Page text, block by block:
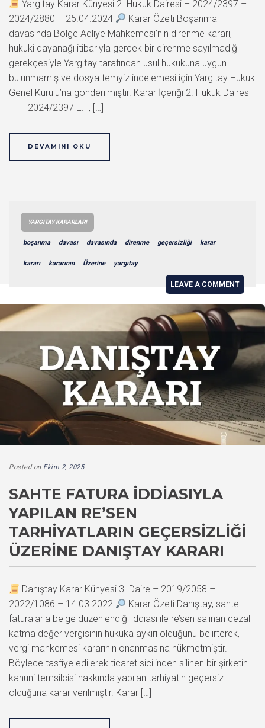
Yargıtay Karar Künyesi 2. Hukuk Dairesi – 2024/2397 –
2024/2880 – 25.04.2024
Karar Özeti Boşanma
davasında Bölge Adliye Mahkemesi’nin direnme kararı,
hukuki dayanağı itibarıyla gerçek bir direnme sayılmadığı
gerekçesiyle Yargıtay tarafından usul hukukuna uygun
bulunmamış ve dosya temyiz incelemesi için Yargıtay Hukuk
Genel Kurulu’na gönderilmiştir. Karar İçeriği 2. Hukuk Dairesi
2024/2397 E. , […]
DEVAMINI OKU
YARGITAY KARARLARI
boşanma davası davasında direnme geçersizliği karar
kararı kararının Üzerine yargıtay
LEAVE A COMMENT
Posted on Ekim 2, 2025
SAHTE FATURA İDDIASIYLA
YAPILAN RE’SEN
TARHIYATLARIN GEÇERSIZLIĞI
ÜZERINE DANIŞTAY KARARI
Danıştay Karar Künyesi 3. Daire – 2019/2058 –
2022/1086 – 14.03.2022
Karar Özeti Danıştay, sahte
faturalarla belge düzenlendiği iddiası ile re’sen salınan cezalı
katma değer vergisinin hukuka aykırı olduğunu belirterek,
vergi mahkemesi kararının onanmasına hükmetmiştir.
Böylece tasfiye edilerek ticaret sicilinden silinen bir şirketin
kanuni temsilcisi hakkında yapılan tarhiyatın geçersiz
olduğuna karar verilmiştir. Karar […]